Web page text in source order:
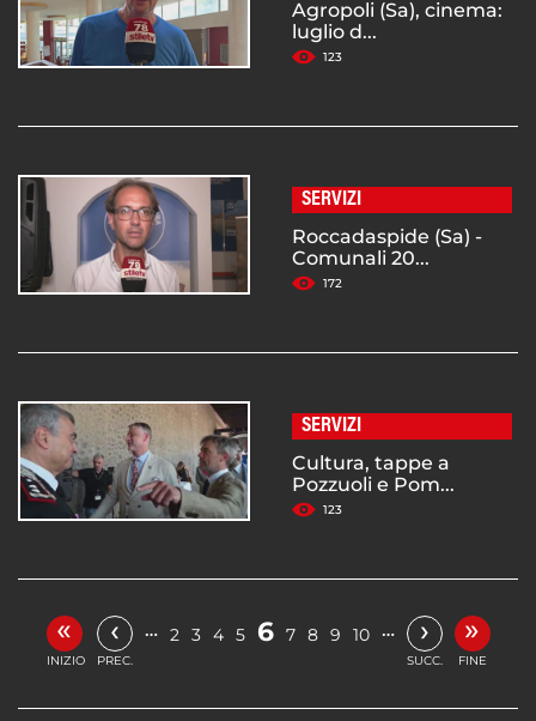
Agropoli (Sa), cinema:
luglio d...
123
SERVIZI
Roccadaspide (Sa) -
Comunali 20...
172
SERVIZI
Cultura, tappe a
Pozzuoli e Pom...
123
«
INIZIO
‹
PREC.
… 2 3 4 5 6 7 8 9 10 … ›
SUCC.
»
FINE